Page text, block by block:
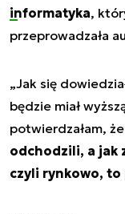
informatyka,
przeprowadzała
„Jak się
będzie miał
potwierdzałam,
odchodzili, a jak
czyli rynkowo,